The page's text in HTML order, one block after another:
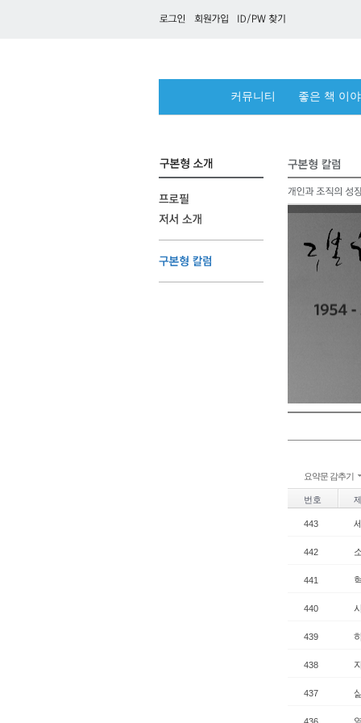
커뮤니티 좋은 책 이
요약문 감추기
번호
443
442
441
440
439
438
437